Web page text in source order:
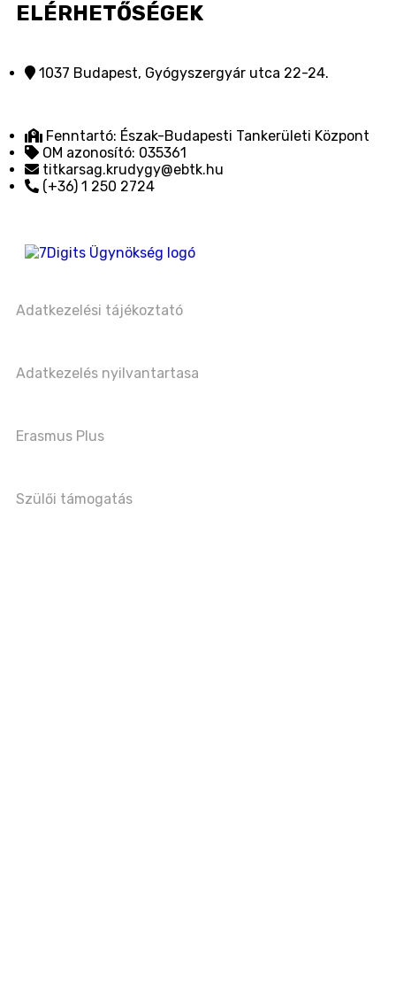
ELÉRHETŐSÉGEK
1037 Budapest, Gyógyszergyár utca 22-24.
Fenntartó: Észak-Budapesti Tankerületi Központ
OM azonosító: 035361
titkarsag.krudygy@ebtk.hu
(+36) 1 250 2724​
Adatkezelési tájékoztató
Adatkezelés nyilvantartasa
Erasmus Plus
Szülői támogatás